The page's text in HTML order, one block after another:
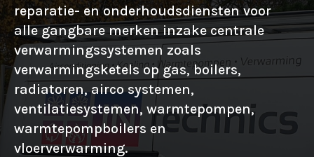
reparatie- en onderhoudsdiensten voor
alle gangbare merken inzake centrale
verwarmingssystemen zoals
verwarmingsketels op gas, boilers,
radiatoren, airco systemen,
ventilatiesystemen, warmtepompen,
warmtepompboilers en
vloerverwarming.